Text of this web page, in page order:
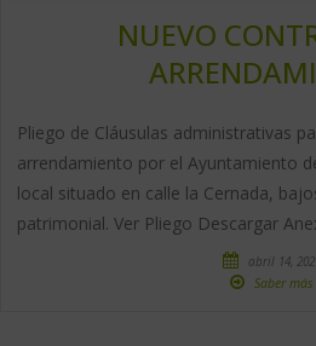
NUEVO
Pliego de Cláusulas administrativas
arrendamiento por el Ayuntamiento
local situado en calle la Cernada,
patrimonial. Ver Pliego Descargar
abril 14,
Saber más